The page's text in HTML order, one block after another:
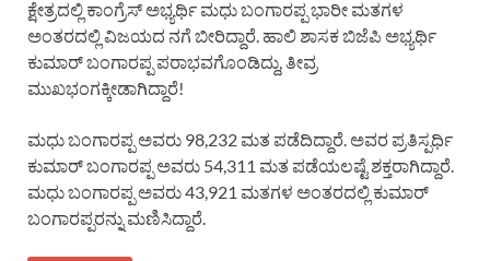
ಕ್ಷೇತ್ರದಲ್ಲಿ ಕಾಂಗ್ರೆಸ್ ಅಭ್ಯರ್ಥಿ ಮಧು ಬಂಗಾರಪ್ಪ ಭಾರೀ ಮತಗಳ
ಅಂತರದಲ್ಲಿ ವಿಜಯದ ನಗೆ ಬೀರಿದ್ದಾರೆ. ಹಾಲಿ ಶಾಸಕ ಬಿಜೆಪಿ ಅಭ್ಯರ್ಥಿ
ಕುಮಾರ್ ಬಂಗಾರಪ್ಪ ಪರಾಭವಗೊಂಡಿದ್ದು, ತೀವ್ರ
ಮುಖಭಂಗಕ್ಕೀಡಾಗಿದ್ದಾರೆ!
ಮಧು ಬಂಗಾರಪ್ಪ ಅವರು 98,232 ಮತ ಪಡೆದಿದ್ದಾರೆ. ಅವರ ಪ್ರತಿಸ್ಪರ್ಧಿ
ಕುಮಾರ್ ಬಂಗಾರಪ್ಪ ಅವರು 54,311 ಮತ ಪಡೆಯಲಷ್ಟೆ ಶಕ್ತರಾಗಿದ್ದಾರೆ.
ಮಧು ಬಂಗಾರಪ್ಪ ಅವರು 43,921 ಮತಗಳ ಅಂತರದಲ್ಲಿ ಕುಮಾರ್
ಬಂಗಾರಪ್ಪರನ್ನು ಮಣಿಸಿದ್ದಾರೆ.